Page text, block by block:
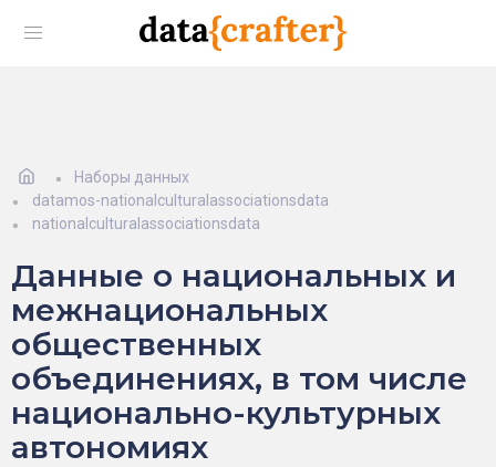
Наборы данных
datamos-nationalculturalassociationsdata
nationalculturalassociationsdata
Данные о национальных и
межнациональных
общественных
объединениях, в том числе
национально-культурных
автономиях